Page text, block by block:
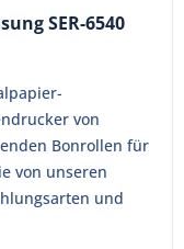
SER-6540
von
Bonrollen für
von unseren
und